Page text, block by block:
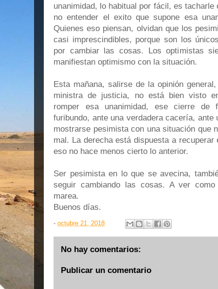
unanimidad, lo habitual por fácil, es
no entender el exito que supone esa
Quienes eso piensan, olvidan que los
casi imprescindibles, porque son los
por cambiar las cosas. Los optimistas
manifiestan optimismo con la situación.
Esta mañana, salirse de la opinión
ministra de justicia, no está bien visto
romper esa unanimidad, ese cierre de
furibundo, ante una verdadera cacería,
mostrarse pesimista con una situación que
mal. La derecha está dispuesta a
eso no hace menos cierto lo anterior.
Ser pesimista en lo que se avecina,
seguir cambiando las cosas. A ver
marea.
Buenos días.
- octubre 21, 2018
No hay comentarios:
Publicar un comentario